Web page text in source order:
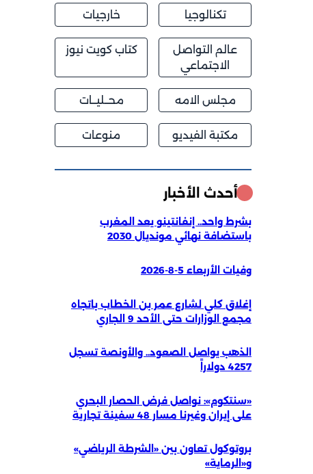
تكنالوجيا خارجيات
عالم التواصل
الاجتماعي
كتاب كويت نيوز
مجلس الامه محــليــات
مكتبة الفيديو منوعات
أحدث الأخبار
بشرط واحد.. إنفانتينو يعد المغرب
باستضافة نهائي مونديال 2030
وفيات الأربعاء 5-8-2026
إغلاق كلي لشارع عمر بن الخطاب باتجاه
مجمع الوزارات حتى الأحد 9 الجاري
الذهب يواصل الصعود.. والأونصة تسجل
4257 دولاراً
«سنتكوم»: نواصل فرض الحصار البحري
على إيران وغيرنا مسار 48 سفينة تجارية
بروتوكول تعاون بين «الشرطة الرياضي»
و«الرماية»